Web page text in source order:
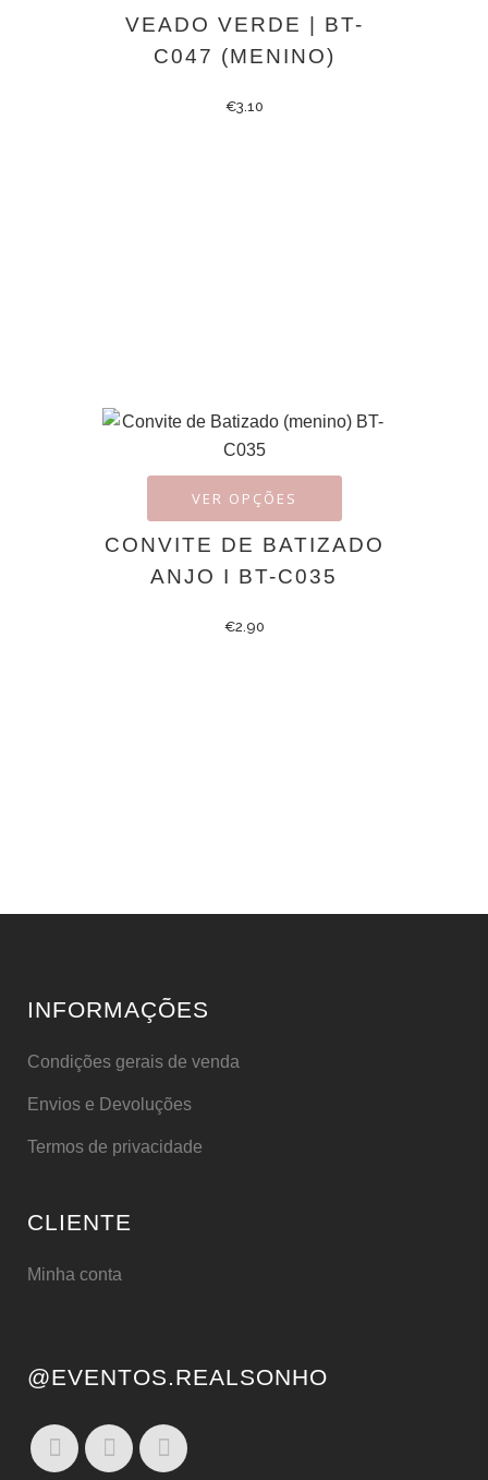
VEADO VERDE | BT-
C047 (MENINO)
€3.10
VER OPÇÕES
CONVITE DE BATIZADO
ANJO I BT-C035
€2.90
INFORMAÇÕES
Condições gerais de venda
Envios e Devoluções
Termos de privacidade
CLIENTE
Minha conta
@EVENTOS.REALSONHO